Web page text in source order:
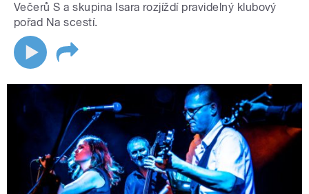
Večerů S a skupina Isara rozjíždí pravidelný klubový
pořad Na scestí.